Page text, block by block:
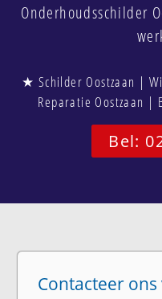
Onderhoudsschilder
★ Schilder Oostzaan |
Reparatie Oostzaan |
Bel:
Contacteer